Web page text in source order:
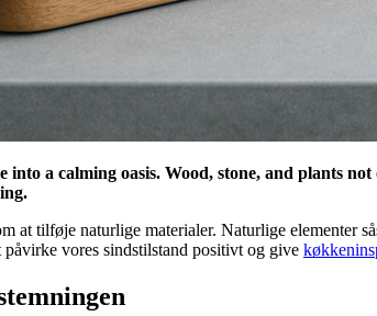
a calming oasis. Wood, stone, and plants
tilføje naturlige materialer. Naturlige elementer
vores sindstilstand positivt og give